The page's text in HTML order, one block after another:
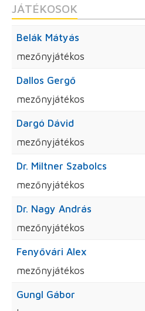
JÁTÉKOSOK
Belák Mátyás
mezőnyjátékos
Dallos Gergő
mezőnyjátékos
Dargó Dávid
mezőnyjátékos
Dr. Miltner Szabolcs
mezőnyjátékos
Dr. Nagy András
mezőnyjátékos
Fenyővári Alex
mezőnyjátékos
Gungl Gábor